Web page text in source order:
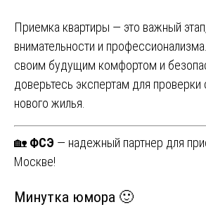
Приемка квартиры — это важный
внимательности и
своим будущим комфортом и
доверьтесь экспертам для проверки
нового жилья.
🏡 ФСЭ — надежный партнер для
Москве!
Минутка юмора 🙂